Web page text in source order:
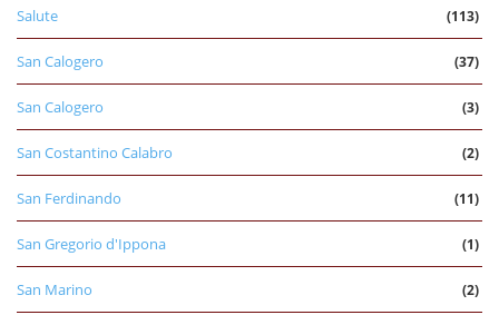
Salute (113)
San Calogero (37)
San Calogero (3)
San Costantino Calabro (2)
San Ferdinando (11)
San Gregorio d'Ippona (1)
San Marino (2)